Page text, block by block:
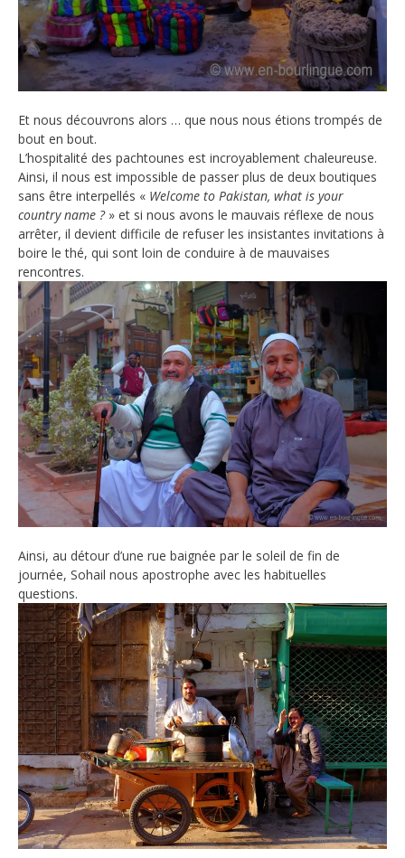
Et nous découvrons alors … que nous nous étions trompés de
bout en bout.
L’hospitalité des pachtounes est incroyablement chaleureuse.
Ainsi, il nous est impossible de passer plus de deux boutiques
sans être interpellés « Welcome to Pakistan, what is your
country name ?» et si nous avons le mauvais réflexe de nous
arrêter, il devient difficile de refuser les insistantes invitations à
boire le thé, qui sont loin de conduire à de mauvaises
rencontres.
Ainsi, au détour d’une rue baignée par le soleil de fin de
journée, Sohail nous apostrophe avec les habituelles
questions.